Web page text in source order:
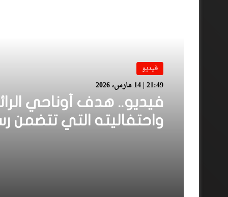
فيديو
21:49 | 14 مارس، 2026
فيديو.. هدف أوناحي
واحتفاليته التي تتضمن